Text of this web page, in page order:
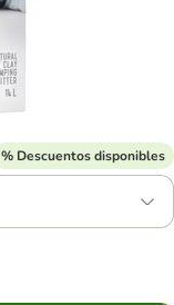
% Descuentos disponibles